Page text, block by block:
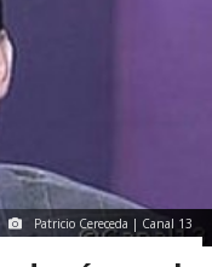
Patricio Cereceda | Canal 13